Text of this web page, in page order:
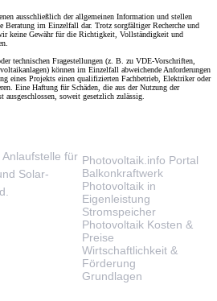
ausschließlich der allgemeinen Information und stellen
Beratung im Einzelfall dar. Trotz sorgfältiger Recherche und
keine Gewähr für die Richtigkeit, Vollständigkeit und
technischen Fragestellungen (z. B. zu VDE-Vorschriften,
können im Einzelfall abweichende Anforderungen
eines Projekts einen qualifizierten Fachbetrieb, Elektriker oder
Eine Haftung für Schäden, die aus der Nutzung der
soweit gesetzlich zulässig.
für
Solar-
Photovoltaik.info Portal
Balkonkraftwerk
Photovoltaik in
Eigenleistung
Stromspeicher
Photovoltaik Kosten &
Preise
Wirtschaftlichkeit &
Förderung
Grundlagen